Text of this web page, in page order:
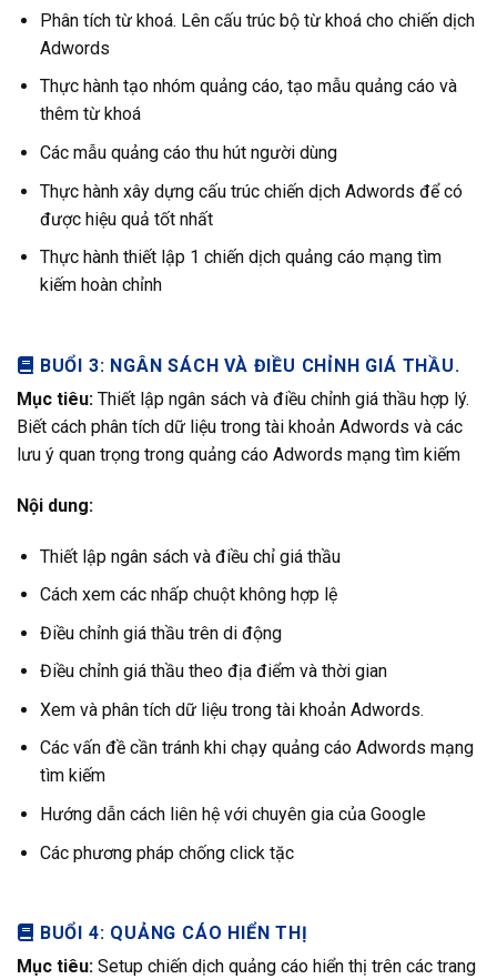
Phân tích từ khoá. Lên cấu trúc bộ từ khoá cho chiến dịch
Adwords
Thực hành tạo nhóm quảng cáo, tạo mẫu quảng cáo và
thêm từ khoá
Các mẫu quảng cáo thu hút người dùng
Thực hành xây dựng cấu trúc chiến dịch Adwords để có
được hiệu quả tốt nhất
Thực hành thiết lập 1 chiến dịch quảng cáo mạng tìm
kiếm hoàn chỉnh
BUỔI 3: NGÂN SÁCH VÀ ĐIỀU CHỈNH GIÁ THẦU.
Mục tiêu: Thiết lập ngân sách và điều chỉnh giá thầu hợp lý.
Biết cách phân tích dữ liệu trong tài khoản Adwords và các
lưu ý quan trọng trong quảng cáo Adwords mạng tìm kiếm
Nội dung:
Thiết lập ngân sách và điều chỉ giá thầu
Cách xem các nhấp chuột không hợp lệ
Điều chỉnh giá thầu trên di động
Điều chỉnh giá thầu theo địa điểm và thời gian
Xem và phân tích dữ liệu trong tài khoản Adwords.
Các vấn đề cần tránh khi chạy quảng cáo Adwords mạng
tìm kiếm
Hướng dẫn cách liên hệ với chuyên gia của Google
Các phương pháp chống click tặc
BUỔI 4: QUẢNG CÁO HIỂN THỊ
Mục tiêu: Setup chiến dịch quảng cáo hiển thị trên các trang